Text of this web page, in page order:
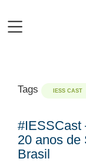
para
IESS
Tags IESS CAST
#IESSCast
20 anos de
Brasil